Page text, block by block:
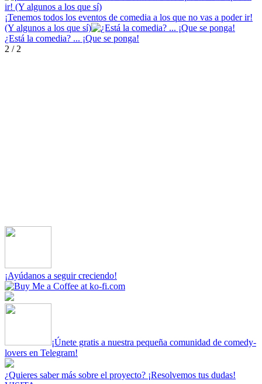
¡Tenemos todos los eventos de comedia a los que no vas a poder ir!
(Y algunos a los que sí)
¿Está la comedia? ... ¡Que se ponga!
2 / 2
¡Ayúdanos a seguir creciendo!
¡Únete gratis a nuestra pequeña comunidad de comedy-
lovers en Telegram!
¿Quieres saber más sobre el proyecto? ¡Resolvemos tus dudas!